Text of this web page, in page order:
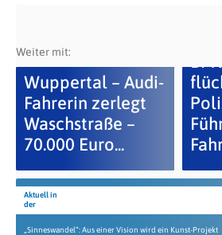
Weiter mit:
Wuppertal – Audi-
Fahrerin zerlegt
Waschstraße –
70.000 Euro...
Aktuell in
der
„Sinneswandel“: Aus einer Vision wird ein Kunst-Projekt